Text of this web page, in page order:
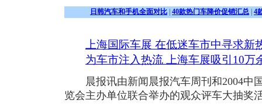
日韩汽车和手机全面对比 40款热门车降价促销汇总 4
上海国际车展 在低迷车市中寻求新
为车市注入热流 上海车展吸引10万
晨报讯由新闻晨报汽车周刊和2004中
览会主办单位联合举办的观众评车大抽奖